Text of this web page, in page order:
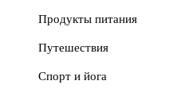
Продукты питания
Путешествия
Спорт и йога